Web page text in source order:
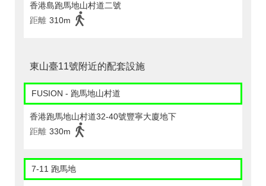
香港島跑馬地山村道二號
距離 310m
東山臺11號附近的配套設施
FUSION - 跑馬地山村道
香港跑馬地山村道32-40號豐寧大廈地下
距離 330m
7-11 跑馬地